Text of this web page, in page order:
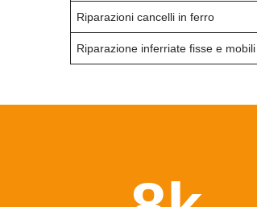
Riparazioni cancelli in ferro
Riparazione inferriate fisse e mobili